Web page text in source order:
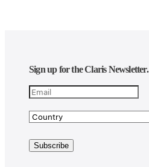
Sign up for the Claris Newsletter.